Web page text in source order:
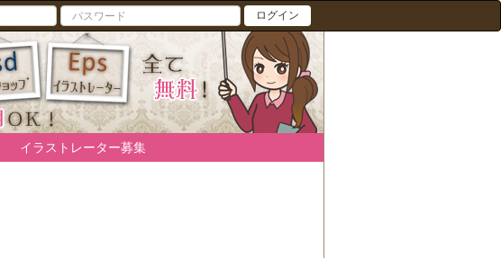
ログイン
イラストレーター募集